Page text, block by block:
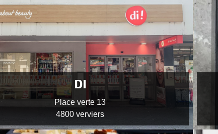
DI
Place verte 13
4800 verviers